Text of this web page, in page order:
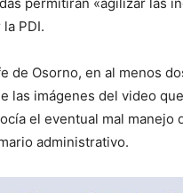
PDI.
de Osorno, en al menos
las imágenes del video
el eventual mal manejo
administrativo.